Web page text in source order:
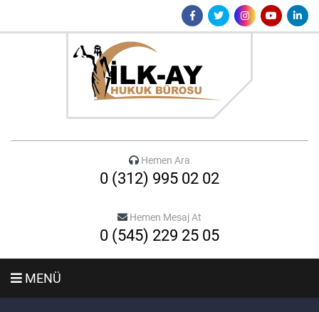
Hemen Ara
0 (312) 995 02 02
Hemen Mesaj At
0 (545) 229 25 05
MENÜ